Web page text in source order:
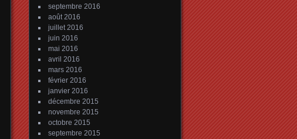
septembre 2016
août 2016
juillet 2016
juin 2016
mai 2016
avril 2016
mars 2016
février 2016
janvier 2016
décembre 2015
novembre 2015
octobre 2015
septembre 2015